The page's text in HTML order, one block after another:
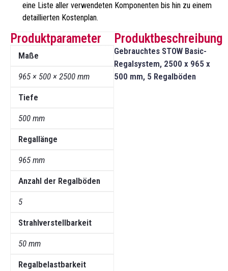
eine Liste aller verwendeten Komponenten bis hin zu einem
detaillierten Kostenplan.
Produktparameter
Maße
965 × 500 × 2500 mm
Tiefe
500 mm
Regallänge
965 mm
Anzahl der Regalböden
5
Strahlverstellbarkeit
50 mm
Regalbelastbarkeit
Produktbeschreibung
Gebrauchtes STOW Basic-
Regalsystem, 2500 x 965 x
500 mm, 5 Regalböden